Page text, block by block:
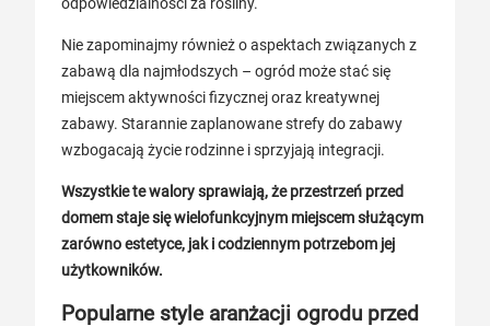
Nie zapominajmy również o aspektach związanych z
zabawą dla najmłodszych – ogród może stać się
miejscem aktywności fizycznej oraz kreatywnej
zabawy. Starannie zaplanowane strefy do zabawy
wzbogacają życie rodzinne i sprzyjają integracji.
Wszystkie te walory sprawiają, że przestrzeń przed
domem staje się wielofunkcyjnym miejscem służącym
zarówno estetyce, jak i codziennym potrzebom jej
użytkowników.
Popularne style aranżacji ogrodu przed